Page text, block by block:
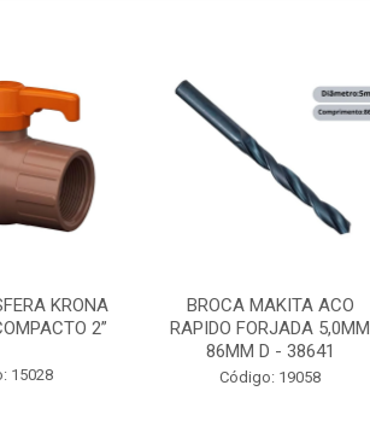
KRONA
2”
15028
BROCA MAKITA ACO
RAPIDO FORJADA 5,0MM
86MM D - 38641
Código: 19058